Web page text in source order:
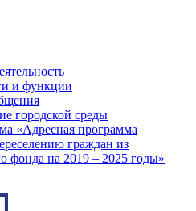
и функции
городской среды
«Адресная программа
граждан из
фонда на 2019 – 2025 годы»